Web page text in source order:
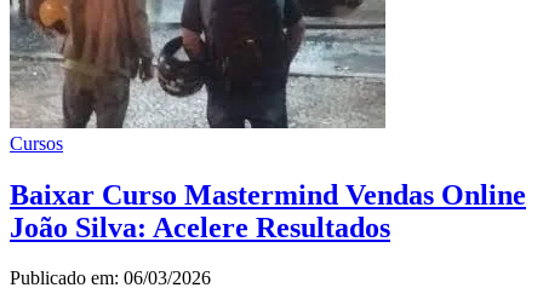
Cursos
Baixar Curso Mastermind Vendas Online
João Silva: Acelere Resultados
Publicado em: 06/03/2026